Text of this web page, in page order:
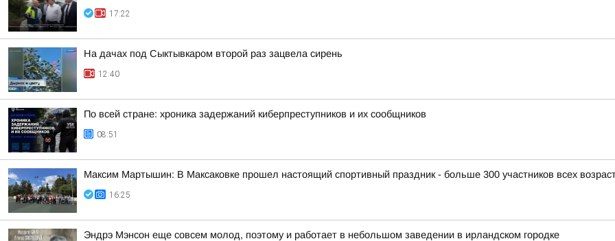
17:22
На дачах под Сыктывкаром второй раз зацвела сирень
12:40
По всей стране: хроника задержаний киберпреступников и их сообщников
08:51
Максим Мартышин: В Максаковке прошел настоящий спортивный праздник - больше 300 участников всех
16:25
Эндрэ Мэнсон еще совсем молод, поэтому и работает в небольшом заведении в ирландском городке